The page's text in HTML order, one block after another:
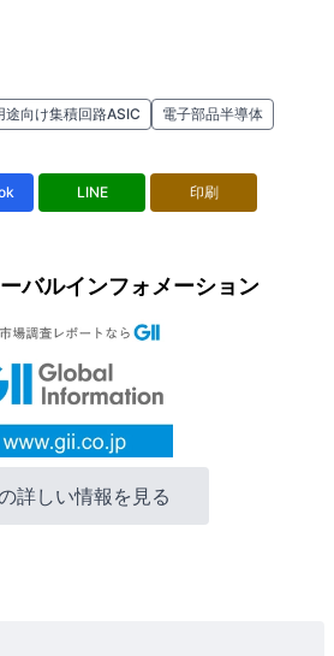
途向け集積回路ASIC 電子部品半導体
LINE 印刷
バルインフォメーション
詳しい情報を見る